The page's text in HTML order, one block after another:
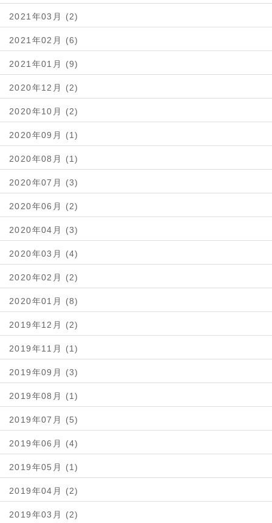
2021年03月 (2)
2021年02月 (6)
2021年01月 (9)
2020年12月 (2)
2020年10月 (2)
2020年09月 (1)
2020年08月 (1)
2020年07月 (3)
2020年06月 (2)
2020年04月 (3)
2020年03月 (4)
2020年02月 (2)
2020年01月 (8)
2019年12月 (2)
2019年11月 (1)
2019年09月 (3)
2019年08月 (1)
2019年07月 (5)
2019年06月 (4)
2019年05月 (1)
2019年04月 (2)
2019年03月 (2)